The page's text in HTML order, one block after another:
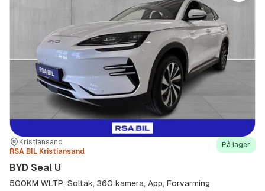
Sted:Kristiansand
Forhandler:
RSA BIL Kristiansand
På lager
BYD Seal U
500KM WLTP, Soltak, 360 kamera, App, Forvarming